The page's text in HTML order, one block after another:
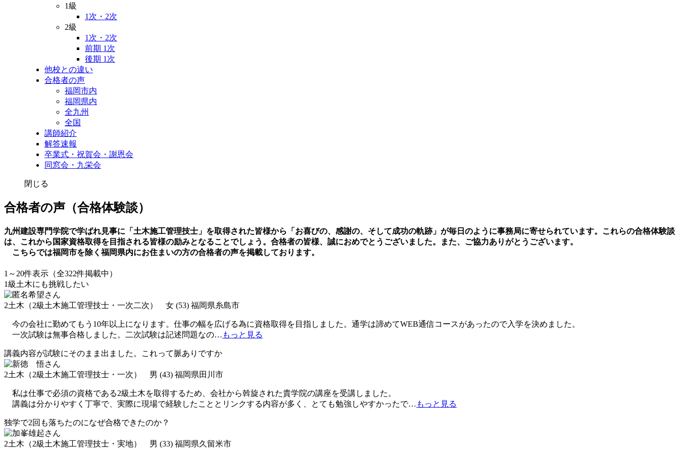
1級
1次・2次
2級
1次・2次
前期 1次
後期 1次
他校との違い
合格者の声
福岡市内
福岡県内
全九州
全国
講師紹介
解答速報
卒業式・祝賀会・謝恩会
同窓会・九栄会
閉じる
合格者の声（合格体験談）
九州建設専門学院で学ばれ見事に「土木施工管理技士」を取得された皆様から「お喜びの、感謝の、そして成功の軌跡」が毎日のように事務局に寄せられています。これらの合格体験談
は、これから国家資格取得を目指される皆様の励みとなることでしょう。合格者の皆様、誠におめでとうございました。また、ご協力ありがとうございます。
こちらでは福岡市を除く福岡県内にお住まいの方の合格者の声を掲載しております。
1～20件表示（全322件掲載中）
1級土木にも挑戦したい
2土木（2級土木施工管理技士・一次二次） 女 (53) 福岡県糸島市
今の会社に勤めてもう10年以上になります。仕事の幅を広げる為に資格取得を目指しました。通学は諦めてWEB通信コースがあったので入学を決めました。
一次試験は無事合格しました。二次試験は記述問題なの… もっと見る
講義内容が試験にそのまま出ました。これって脈ありですか
2土木（2級土木施工管理技士・一次） 男 (43) 福岡県田川市
私は仕事で必須の資格である2級土木を取得するため、会社から斡旋された貴学院の講座を受講しました。
講義は分かりやすく丁寧で、実際に現場で経験したこととリンクする内容が多く、とても勉強しやすかったで… もっと見る
独学で2回も落ちたのになぜ合格できたのか？
2土木（2級土木施工管理技士・実地） 男 (33) 福岡県久留米市